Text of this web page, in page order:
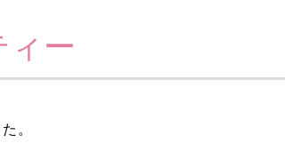
ィー
。